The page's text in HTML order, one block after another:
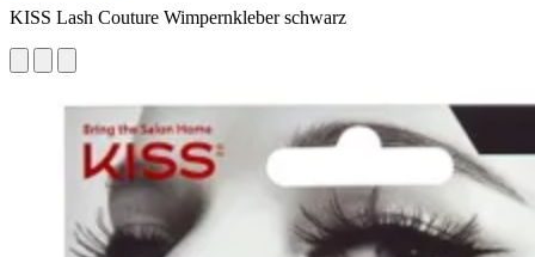
KISS Lash Couture Wimpernkleber schwarz